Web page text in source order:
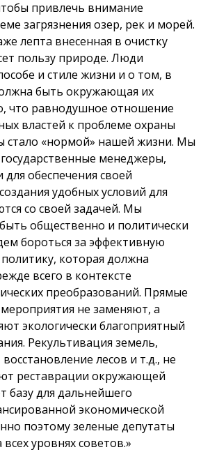
привлечь внимание
загрязнения озер, рек и морей.
лепта внесенная в очистку
пользу природе. Люди
и стиле жизни и о том, в
быть окружающая их
что равнодушное отношение
властей к проблеме охраны
стало «нормой» нашей жизни. Мы
менеджеры,
обеспечения своей
удобных условий для
со своей задачей. Мы
общественно и политически
бороться за эффективную
которая должна
всего в контексте
преобразований. Прямые
не заменяют, а
экологически благоприятный
Рекультивация земель,
лесов и т.д., не
реставрации окружающей
базу для дальнейшего
экономической
поэтому зеленые депутаты
уровнях советов.»